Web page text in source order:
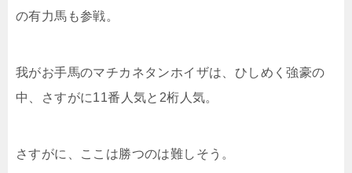
の有力馬も参戦。
我がお手馬のマチカネタンホイザは、ひしめく強豪の
中、さすがに11番人気と2桁人気。
さすがに、ここは勝つのは難しそう。